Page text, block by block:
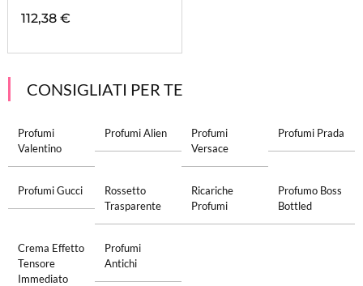
112,38 €
CONSIGLIATI PER TE
Profumi
Valentino
Profumi Alien
Profumi
Versace
Profumi Prada
Profumi Gucci
Rossetto
Trasparente
Ricariche
Profumi
Profumo Boss
Bottled
Crema Effetto
Tensore
Immediato
Profumi
Antichi